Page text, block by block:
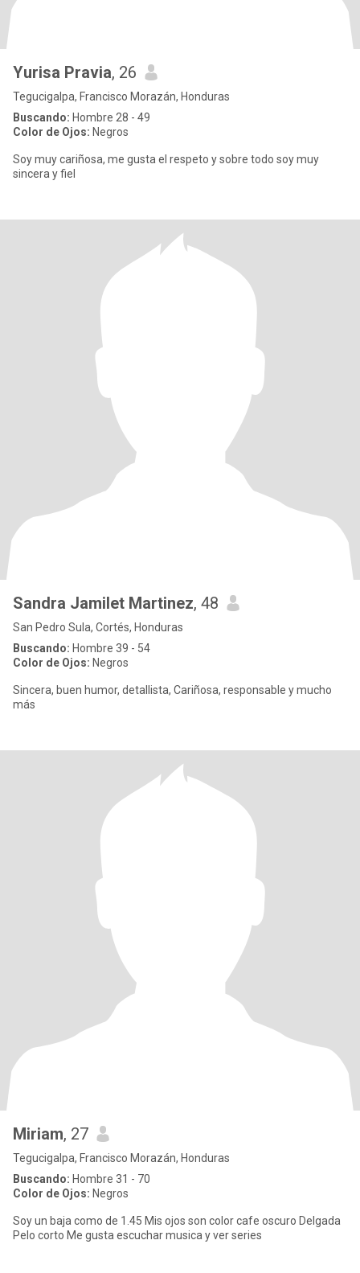
Yurisa Pravia, 26
Tegucigalpa, Francisco Morazán, Honduras
Buscando: Hombre 28 - 49
Color de Ojos: Negros
Soy muy cariñosa, me gusta el respeto y sobre todo soy muy
sincera y fiel
Sandra Jamilet Martinez, 48
San Pedro Sula, Cortés, Honduras
Buscando: Hombre 39 - 54
Color de Ojos: Negros
Sincera, buen humor, detallista, Cariñosa, responsable y mucho
más
Miriam, 27
Tegucigalpa, Francisco Morazán, Honduras
Buscando: Hombre 31 - 70
Color de Ojos: Negros
Soy un baja como de 1.45 Mis ojos son color cafe oscuro Delgada
Pelo corto Me gusta escuchar musica y ver series